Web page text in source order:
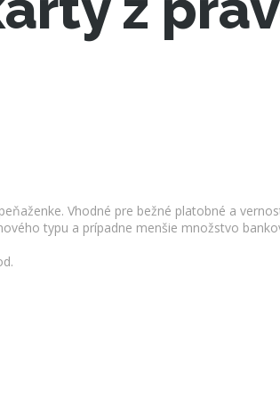
Vhodné pre bežné platobné a
typu a prípadne menšie množstvo